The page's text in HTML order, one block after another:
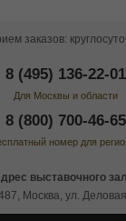
заказов:
8 (495) 136-22-01
Для Москвы и области
8 (800) 700-46-65
номер для
выставочного
Москва, ул.